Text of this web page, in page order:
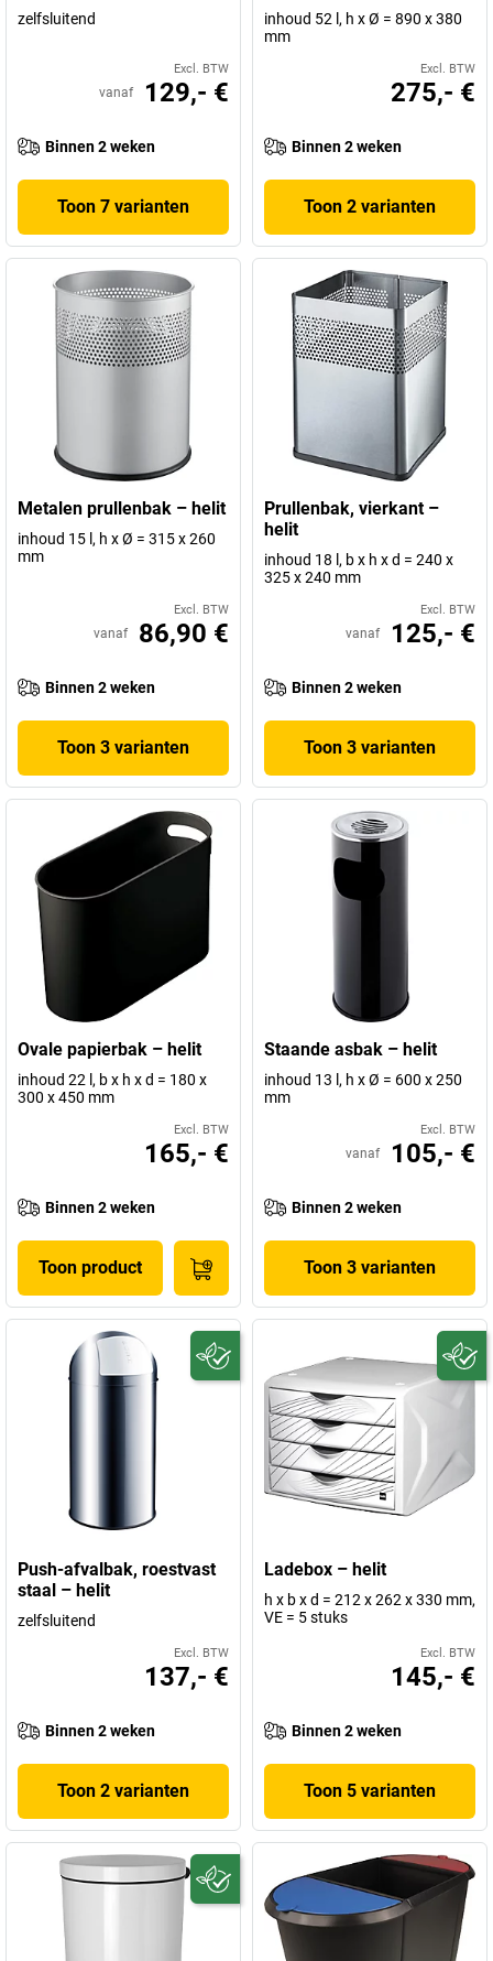
zelfsluitend
Excl. BTW
vanaf 129,- €
Binnen 2 weken
Toon 7 varianten
inhoud 52 l, h x Ø = 890 x 380
mm
Excl. BTW
275,- €
Binnen 2 weken
Toon 2 varianten
Metalen prullenbak – helit
inhoud 15 l, h x Ø = 315 x 260
mm
Excl. BTW
vanaf 86,90 €
Binnen 2 weken
Toon 3 varianten
Prullenbak, vierkant –
helit
inhoud 18 l, b x h x d = 240 x
325 x 240 mm
Excl. BTW
vanaf 125,- €
Binnen 2 weken
Toon 3 varianten
Ovale papierbak – helit
inhoud 22 l, b x h x d = 180 x
300 x 450 mm
Excl. BTW
165,- €
Binnen 2 weken
Toon product
Staande asbak – helit
inhoud 13 l, h x Ø = 600 x 250
mm
Excl. BTW
vanaf 105,- €
Binnen 2 weken
Toon 3 varianten
Push-afvalbak, roestvast
staal – helit
zelfsluitend
Excl. BTW
137,- €
Binnen 2 weken
Toon 2 varianten
Ladebox – helit
h x b x d = 212 x 262 x 330 mm,
VE = 5 stuks
Excl. BTW
145,- €
Binnen 2 weken
Toon 5 varianten